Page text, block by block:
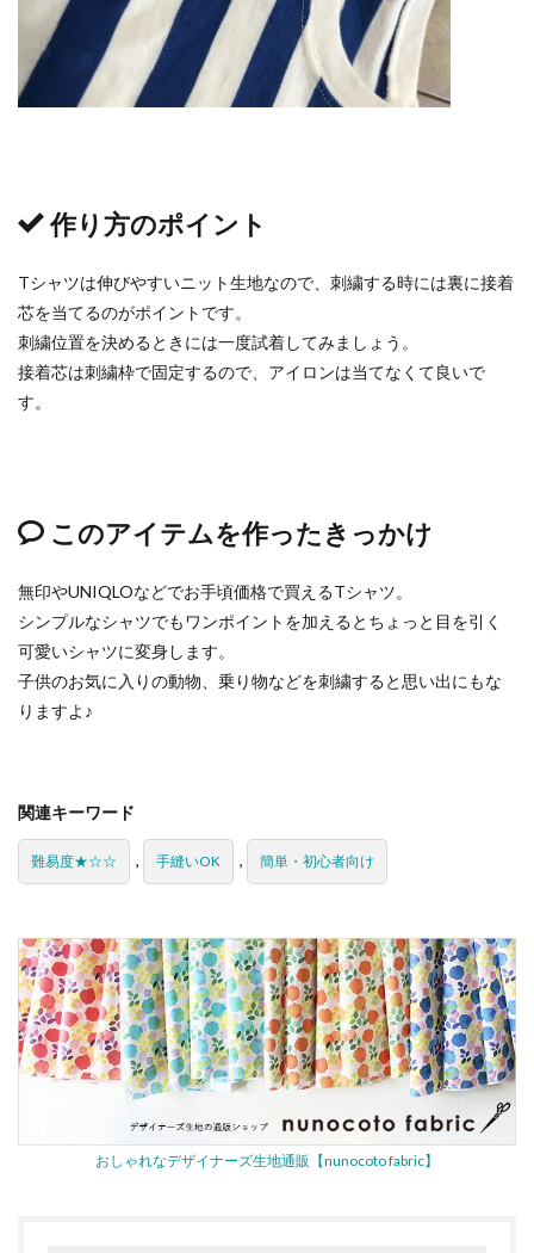
作り方のポイント
Tシャツは伸びやすいニット生地なので、刺繍する時には裏に接着
芯を当てるのがポイントです。
刺繍位置を決めるときには一度試着してみましょう。
接着芯は刺繍枠で固定するので、アイロンは当てなくて良いで
す。
このアイテムを作ったきっかけ
無印やUNIQLOなどでお手頃価格で買えるTシャツ。
シンプルなシャツでもワンポイントを加えるとちょっと目を引く
可愛いシャツに変身します。
子供のお気に入りの動物、乗り物などを刺繍すると思い出にもな
りますよ♪
関連キーワード
難易度★☆☆ , 手縫いOK , 簡単・初心者向け
おしゃれなデザイナーズ生地通販【nunocoto fabric】